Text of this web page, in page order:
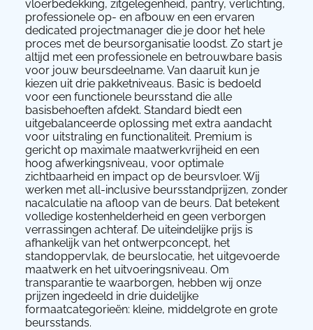
vloerbedekking, zitgelegenheid, pantry, verlichting,
professionele op- en afbouw en een ervaren
dedicated projectmanager die je door het hele
proces met de beursorganisatie loodst. Zo start je
altijd met een professionele en betrouwbare basis
voor jouw beursdeelname. Van daaruit kun je
kiezen uit drie pakketniveaus. Basic is bedoeld
voor een functionele beursstand die alle
basisbehoeften afdekt. Standard biedt een
uitgebalanceerde oplossing met extra aandacht
voor uitstraling en functionaliteit. Premium is
gericht op maximale maatwerkvrijheid en een
hoog afwerkingsniveau, voor optimale
zichtbaarheid en impact op de beursvloer. Wij
werken met all-inclusive beursstandprijzen, zonder
nacalculatie na afloop van de beurs. Dat betekent
volledige kostenhelderheid en geen verborgen
verrassingen achteraf. De uiteindelijke prijs is
afhankelijk van het ontwerpconcept, het
standoppervlak, de beurslocatie, het uitgevoerde
maatwerk en het uitvoeringsniveau. Om
transparantie te waarborgen, hebben wij onze
prijzen ingedeeld in drie duidelijke
formaatcategorieën: kleine, middelgrote en grote
beursstands.